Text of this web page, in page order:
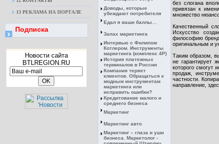
13 РЕКЛАМА НА ПОРТАЛЕ
Подписка
Новости сайта
BTLREGION.RU
Доводы, которые
убеждают потребителя
Едал я ваши баллы…
Запах маркетинга
Интервью с Филипом
Котлером. Инструменты
маркетинга (комплекс 4Р)
История платежных
терминалов в России
Компания теряет
клиентов. Обращаться к
модным инструментам
маркетинга или
исправить ошибки?
Кредитование малого и
среднего бизнеса
Маркетинг
Маркетинг авто
Маркетинг – глаза и уши
бизнеса. Маркетолог -
без слогана
привязан к
множество
Качественный
Искусство
философию
оригинальным и
Таким образом,
не гарантирует
которого смогут
продаж,
частности.
направление,